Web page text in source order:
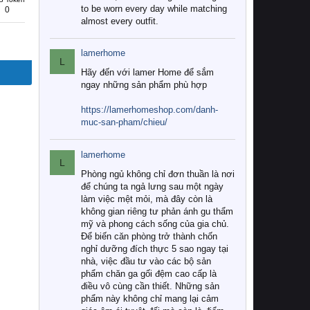
0
to be worn every day while matching
almost every outfit.
L
lamerhome
Hãy đến với lamer Home để sắm
ngay những sản phẩm phù hợp
https://lamerhomeshop.com/danh-
muc-san-pham/chieu/
L
lamerhome
Phòng ngủ không chỉ đơn thuần là nơi
để chúng ta ngả lưng sau một ngày
làm việc mệt mỏi, mà đây còn là
không gian riêng tư phản ánh gu thẩm
mỹ và phong cách sống của gia chủ.
Để biến căn phòng trở thành chốn
nghỉ dưỡng đích thực 5 sao ngay tại
nhà, việc đầu tư vào các bộ sản
phẩm chăn ga gối đệm cao cấp là
điều vô cùng cần thiết. Những sản
phẩm này không chỉ mang lại cảm